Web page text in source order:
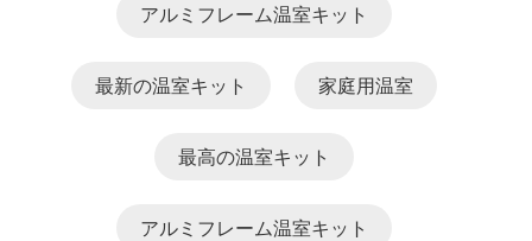
アルミフレーム温室キット
最新の温室キット 家庭用温室
最高の温室キット
アルミフレーム温室キット